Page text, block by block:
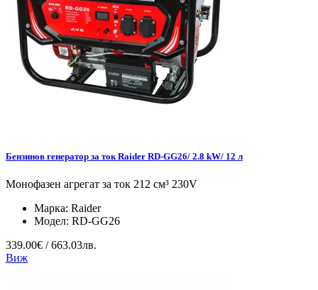
Бензинов генератор за ток Raider RD-GG26/ 2.8 kW/ 12 л
Монофазен агрегат за ток 212 см³ 230V
Марка: Raider
Модел: RD-GG26
339.00€ / 663.03лв.
Виж